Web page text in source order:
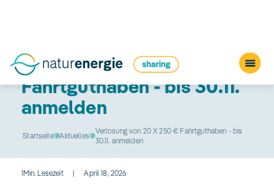
Verlosung von 20 X 250 €
Fahrtguthaben - bis 30.11.
anmelden
Startseite Aktuelles
Verlosung von 20 X 250 € Fahrtguthaben - bis
30.11. anmelden
1Min. Lesezeit|April 18, 2026